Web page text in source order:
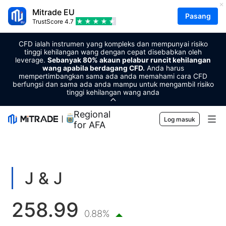
Mitrade EU
TrustScore 4.7
Pasang
CFD ialah instrumen yang kompleks dan mempunyai risiko
tinggi kehilangan wang dengan cepat disebabkan oleh
leverage. Sebanyak 80% akaun pelabur runcit kehilangan
wang apabila berdagang CFD. Anda harus
mempertimbangkan sama ada anda memahami cara CFD
berfungsi dan sama ada anda mampu untuk mengambil risiko
tinggi kehilangan wang anda
Regional Sponsor
for AFA
Log masuk
Forex
Komoditi
Mata wang kripto
Berdagang
Platform Perdagangan
Pengurusan Risiko
Alat Pasaran
Kalender Ekonomi
Pendidikan
J & J
258.99 0.88%